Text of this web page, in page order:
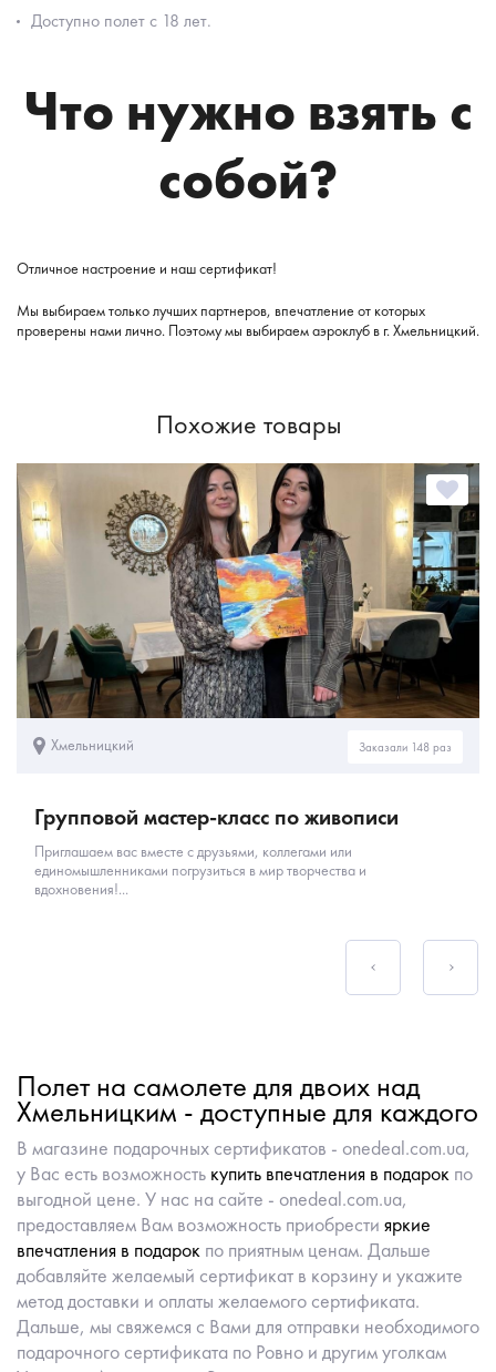
Доступно полет с 18 лет.
Что нужно взять с
собой?
Отличное настроение и наш сертификат!
Мы выбираем только лучших партнеров, впечатление от которых
проверены нами лично. Поэтому мы выбираем аэроклуб в г. Хмельницкий.
Похожие товары
Хмельницкий Заказали 148 раз
Групповой мастер-класс по живописи
Приглашаем вас вместе с друзьями, коллегами или
единомышленниками погрузиться в мир творчества и
вдохновения!...
Полет на самолете для двоих над
Хмельницким - доступные для каждого
В магазине подарочных сертификатов - onedeal.com.ua,
у Вас есть возможность купить впечатления в подарок по
выгодной цене. У нас на сайте - onedeal.com.ua,
предоставляем Вам возможность приобрести яркие
впечатления в подарок по приятным ценам. Дальше
добавляйте желаемый сертификат в корзину и укажите
метод доставки и оплаты желаемого сертификата.
Дальше, мы свяжемся с Вами для отправки необходимого
подарочного сертификата по Ровно и другим уголкам